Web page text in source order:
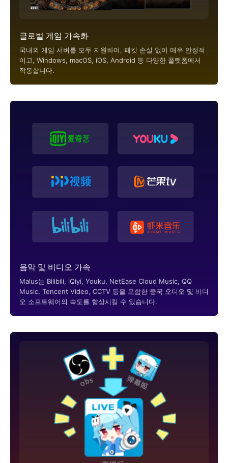
글로벌 게임 가속화
국내외 게임 서버를 모두 지원하며, 패킷 손실 없이 매우 안정적
이고, Windows, macOS, iOS, Android 등 다양한 플랫폼에서
작동합니다.
음악 및 비디오 가속
Malus는 Bilibili, iQiyi, Youku, NetEase Cloud Music, QQ
Music, Tencent Video, CCTV 등을 포함한 중국 오디오 및 비디
오 소프트웨어의 속도를 향상시킬 수 있습니다.